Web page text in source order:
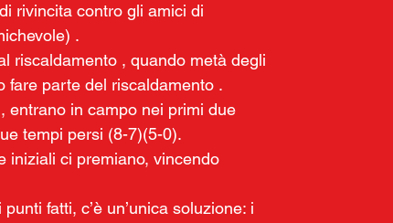
rivincita contro gli amici di
.
riscaldamento , quando metà degli
fare parte del riscaldamento .
entrano in campo nei primi due
tempi persi (8-7)(5-0).
iniziali ci premiano, vincendo
fatti, c’è un’unica soluzione: i